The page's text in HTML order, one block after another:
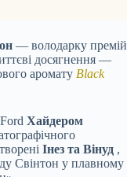
— володарку премій
досягнення —
аромату Black
Хайдером
Інез та Вінуд ,
Свінтон у плавному